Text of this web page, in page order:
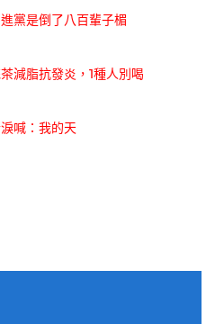
黨是倒了八百輩子楣
減脂抗發炎，1種人別喝
喊：我的天